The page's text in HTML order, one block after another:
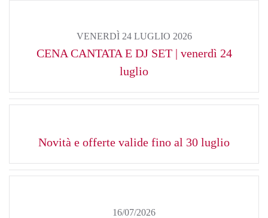
VENERDÌ 24 LUGLIO 2026
CENA CANTATA E DJ SET | venerdì 24
luglio
Novità e offerte valide fino al 30 luglio
16/07/2026